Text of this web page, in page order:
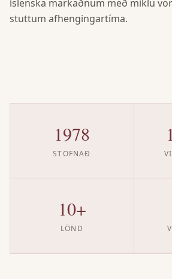
íslenska markaðnum með miklu
stuttum afhengingartíma.
1978
STOFNAÐ
10+
LÖND